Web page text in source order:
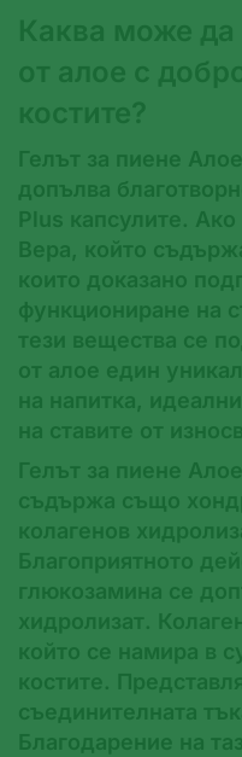
Каква може
от алое с
Гелът за пиене
допълва
Plus капсулите.
Вера, който
които доказано
функциониране на
тези вещества се
от алое един
на напитка,
Гелът за пиене
съдържа също
колагенов
Благоприятното
глюкозамина се
хидролизат.
който се намира в
костите.
съединителната
Благодарение на